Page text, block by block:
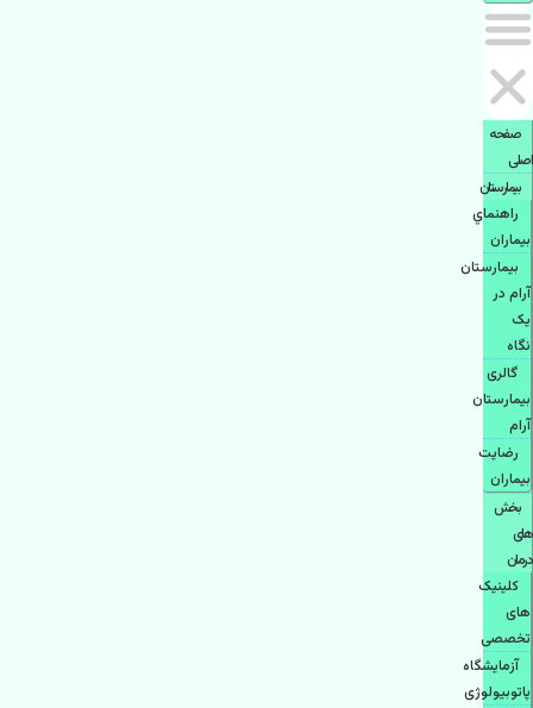
صفحه
اصلی
بيمارستان
راهنماي
بیماران
بیمارستان
آرام در
یک
نگاه
گالری
بیمارستان
آرام
رضایت
بیماران
بخش
های
درمان
کلینیک
های
تخصصی
آزمایشگاه
پاتوبیولوژی